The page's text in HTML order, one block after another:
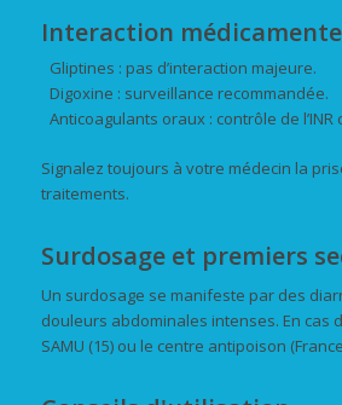
Interaction
Gliptines : pas d’interaction majeure.
Digoxine : surveillance recommandée.
Anticoagulants oraux : contrôle de l’INR
Signalez toujours à votre médecin la
traitements.
Surdosage et premiers
Un surdosage se manifeste par des
douleurs abdominales intenses. En cas
SAMU (15) ou le centre antipoison (France